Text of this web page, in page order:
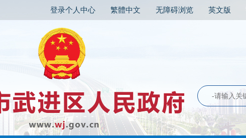
登录个人中心 繁體中文 无障碍浏览 英文版